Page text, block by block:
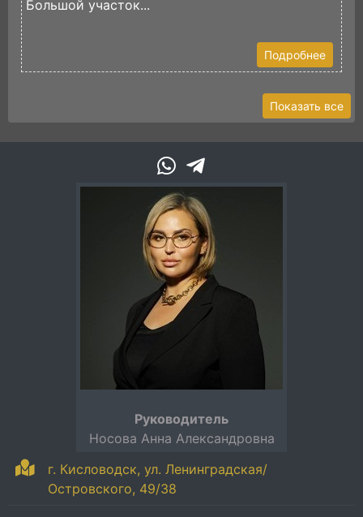
Большой участок...
Подробнее
Показать все
г. Кисловодск, ул. Ленинградская/
Островского, 49/38
Руководитель
Носова Анна Александровна